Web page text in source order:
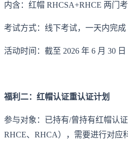
内含：红帽 RHCSA+RHCE 两门
考试方式：线下考试，一天内完成
活动时间：截至 2026 年 6 月 30 日
福利二：红帽认证重认证计划
参与对象：已持有/曾持有红帽认
RHCE、RHCA），需要进行对应